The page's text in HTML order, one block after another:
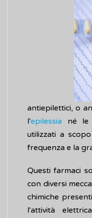
antiepilettici, o
l'epilessia né le
utilizzati a
frequenza e la
Questi farmaci
con diversi
chimiche
l'attività